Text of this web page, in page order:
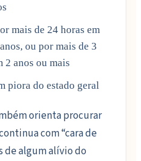
mais de 24 horas em
ou por mais de 3
2 anos ou mais
piora do estado geral
orienta procurar
com “cara de
de algum alívio do